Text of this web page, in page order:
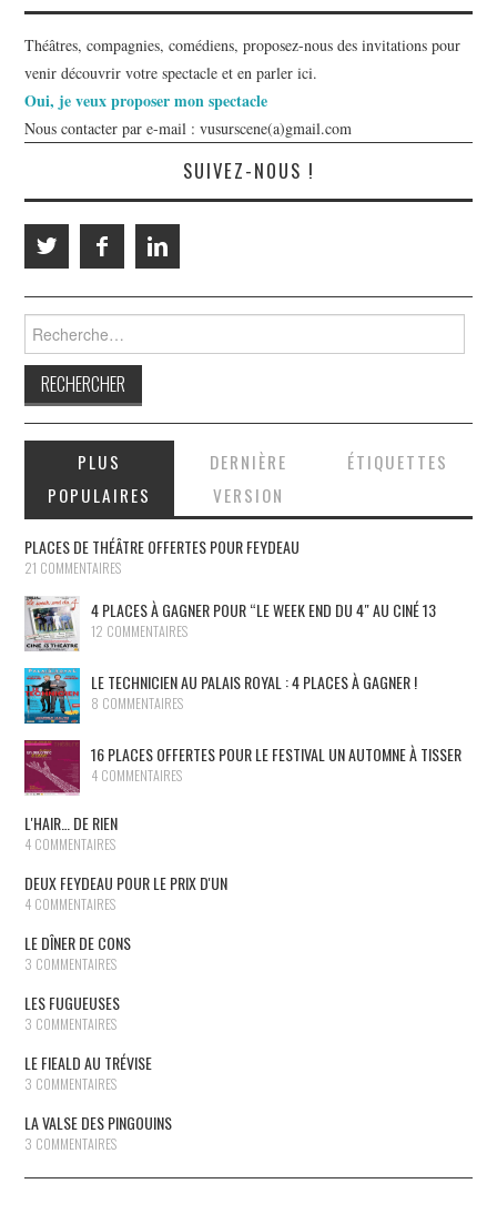
Théâtres, compagnies, comédiens, proposez-nous des invitations pour
venir découvrir votre spectacle et en parler ici.
Oui, je veux proposer mon spectacle
Nous contacter par e-mail : vusurscene(a)gmail.com
SUIVEZ-NOUS !
Rechercher :
PLUS
POPULAIRES
DERNIÈRE
VERSION
ÉTIQUETTES
PLACES DE THÉÂTRE OFFERTES POUR FEYDEAU
21 COMMENTAIRES
4 PLACES À GAGNER POUR “LE WEEK END DU 4″ AU CINÉ 13
12 COMMENTAIRES
LE TECHNICIEN AU PALAIS ROYAL : 4 PLACES À GAGNER !
8 COMMENTAIRES
16 PLACES OFFERTES POUR LE FESTIVAL UN AUTOMNE À TISSER
4 COMMENTAIRES
L'HAIR… DE RIEN
4 COMMENTAIRES
DEUX FEYDEAU POUR LE PRIX D'UN
4 COMMENTAIRES
LE DÎNER DE CONS
3 COMMENTAIRES
LES FUGUEUSES
3 COMMENTAIRES
LE FIEALD AU TRÉVISE
3 COMMENTAIRES
LA VALSE DES PINGOUINS
3 COMMENTAIRES